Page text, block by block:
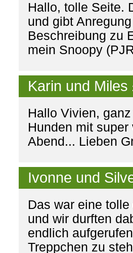
Hallo, tolle Seite.
und gibt
Beschreibung zu
mein Snoopy
Karin und Miles
Hallo Vivien,
Hunden mit
Abend... Lieben
Ivonne und
Das war eine
und wir durften
endlich
Treppchen zu